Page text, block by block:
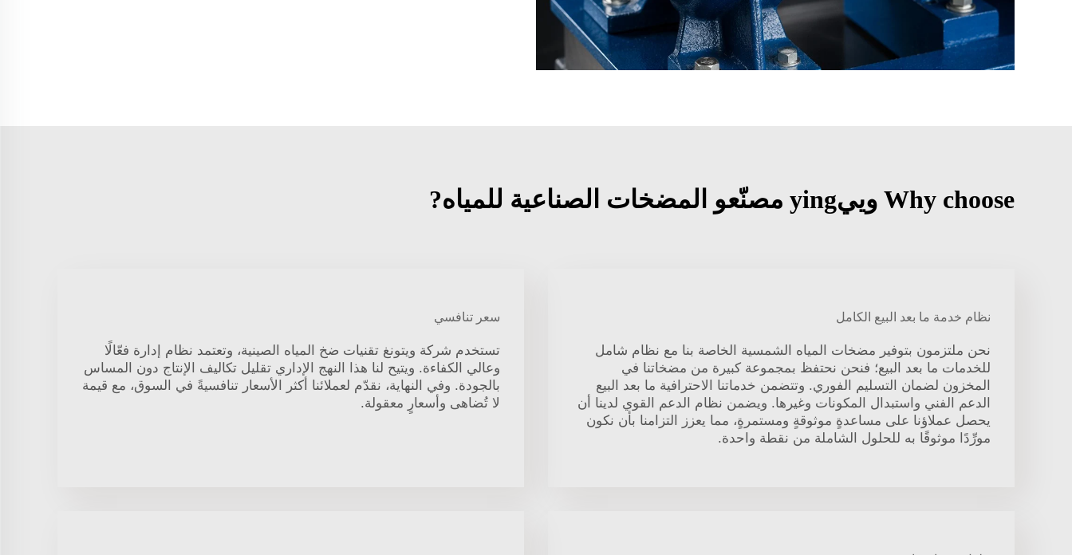
Why choose وييying مصنّعو المضخات الصناعية للمياه?
نظام خدمة ما بعد البيع الكامل
نحن ملتزمون بتوفير مضخات المياه الشمسية الخاصة بنا مع نظام شامل
للخدمات ما بعد البيع؛ فنحن نحتفظ بمجموعة كبيرة من مضخاتنا في
المخزون لضمان التسليم الفوري. وتتضمن خدماتنا الاحترافية ما بعد البيع
الدعم الفني واستبدال المكونات وغيرها. ويضمن نظام الدعم القوي لدينا أن
يحصل عملاؤنا على مساعدةٍ موثوقةٍ ومستمرةٍ، مما يعزز التزامنا بأن نكون
مورِّدًا موثوقًا به للحلول الشاملة من نقطة واحدة.
سعر تنافسي
تستخدم شركة ويتونغ تقنيات ضخ المياه الصينية، وتعتمد نظام إدارة فعّالًا
وعالي الكفاءة. ويتيح لنا هذا النهج الإداري تقليل تكاليف الإنتاج دون المساس
بالجودة. وفي النهاية، نقدّم لعملائنا أكثر الأسعار تنافسيةً في السوق، مع قيمة
لا تُضاهى وأسعارٍ معقولة.